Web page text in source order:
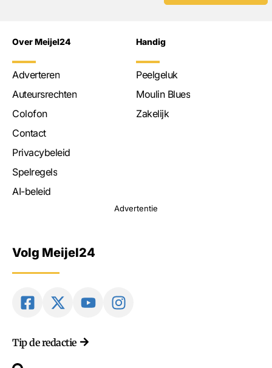
Over Meijel24
Adverteren
Auteursrechten
Colofon
Contact
Privacybeleid
Spelregels
AI-beleid
Handig
Peelgeluk
Moulin Blues
Zakelijk
Advertentie
Volg Meijel24
Tip de redactie